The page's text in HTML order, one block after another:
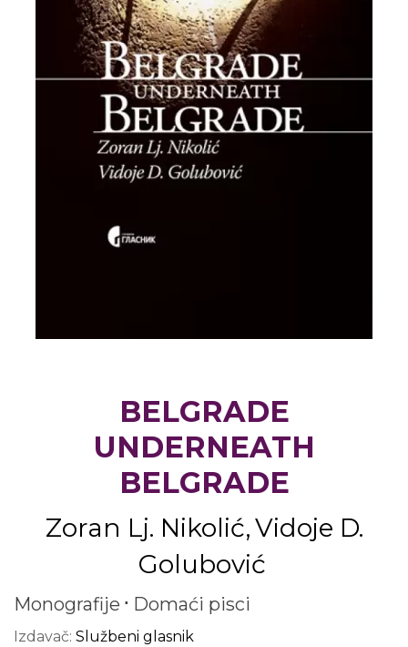
BELGRADE
UNDERNEATH
BELGRADE
Zoran Lj. Nikolić Vidoje D.
Golubović
Monografije Domaći pisci
Izdavač: Službeni glasnik